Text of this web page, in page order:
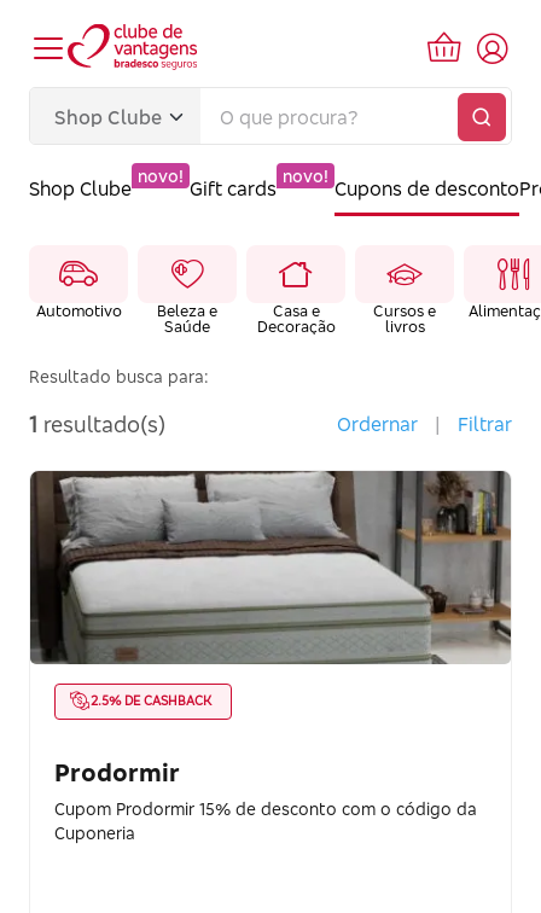
Shop Clube
novo!
Gift cards
novo!
Cupons de desconto
Automotivo
Beleza e
Saúde
Casa e
Decoração
Cursos e
livros
Resultado busca para:
1 resultado(s) Ordernar | Filtrar
2.5% DE CASHBACK
Prodormir
Cupom Prodormir 15% de desconto com o código da
Cuponeria